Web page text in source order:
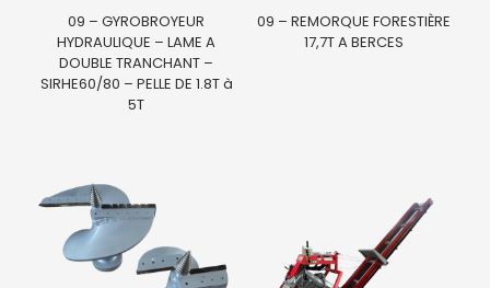
09 – GYROBROYEUR
HYDRAULIQUE – LAME A
DOUBLE TRANCHANT –
SIRHE60/80 – PELLE DE 1.8T à
5T
09 – REMORQUE FORESTIÈRE
17,7T A BERCES